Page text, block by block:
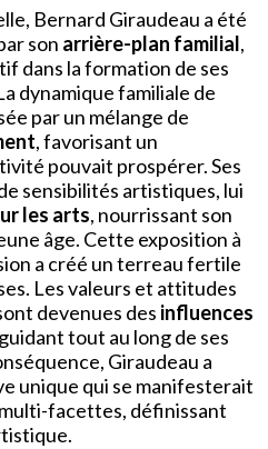
Bernard Giraudeau a été
son arrière-plan familial,
dans la formation de ses
dynamique familiale de
par un mélange de
, favorisant un
pouvait prospérer. Ses
sensibilités artistiques, lui
les arts, nourrissant son
âge. Cette exposition à
a créé un terreau fertile
Les valeurs et attitudes
devenues des influences
tout au long de ses
Giraudeau a
unique qui se manifesterait
facettes, définissant